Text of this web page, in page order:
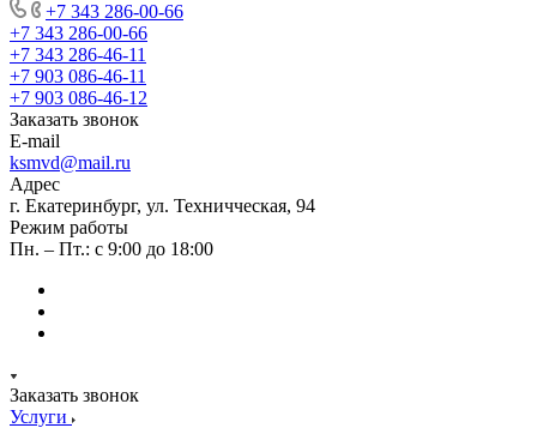
+7 343 286-00-66
+7 343 286-00-66
+7 343 286-46-11
+7 903 086-46-11
+7 903 086-46-12
Заказать звонок
E-mail
ksmvd@mail.ru
Адрес
г. Екатеринбург, ул. Техничческая, 94
Режим работы
Пн. – Пт.: с 9:00 до 18:00
Заказать звонок
Услуги